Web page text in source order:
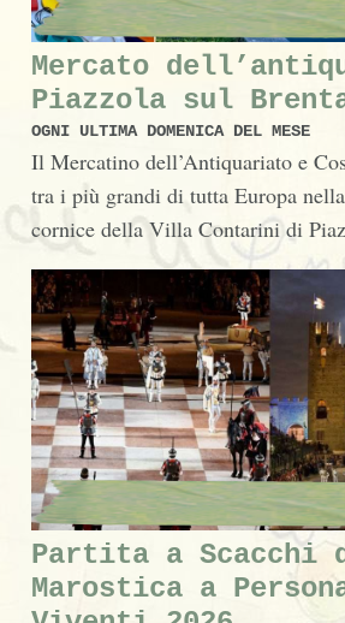
Mercato
Piazzola sul
OGNI ULTIMA DOMENICA DEL MESE
Il Mercatino dell’Antiquariato e
tra i più grandi di tutta Europa
cornice della Villa Contarini di
Partita a Scacchi
Marostica a